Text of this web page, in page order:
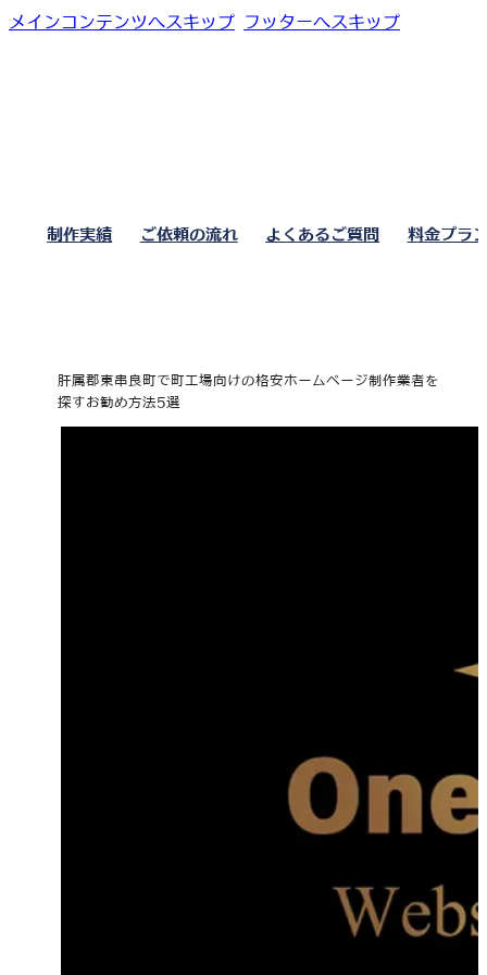
メインコンテンツへスキップ フッターへスキップ
制作実績 ご依頼の流れ よくあるご質問 料金プラ
肝属郡東串良町で町工場向けの格安ホームページ制作業者を
探すお勧め方法5選